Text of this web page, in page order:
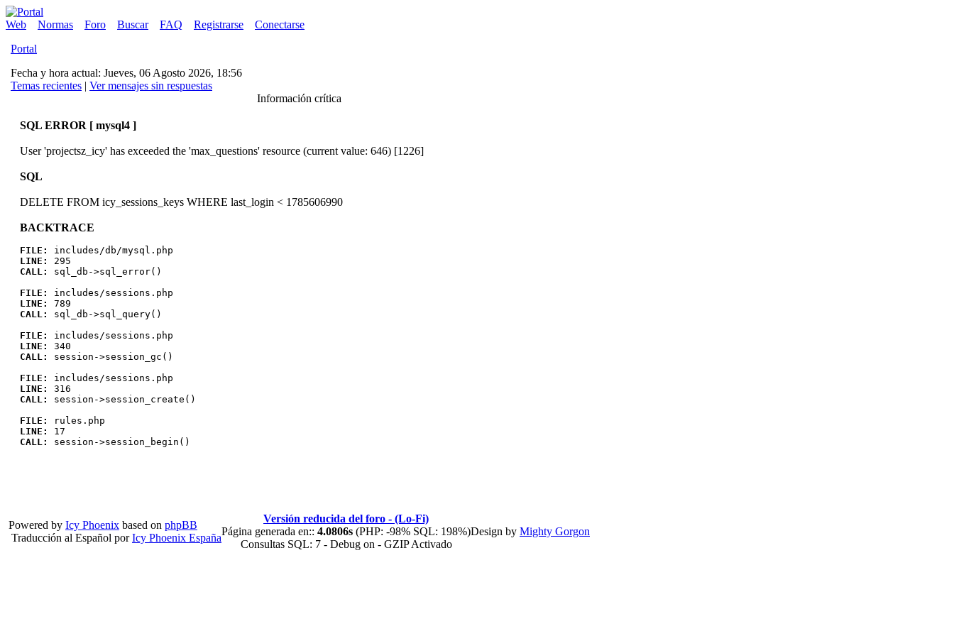
Web Normas Foro Buscar FAQ Registrarse
Conectarse
Portal
Fecha y hora actual: Jueves, 06 Agosto 2026, 18:56
Temas recientes | Ver mensajes sin respuestas
Información crítica
SQL ERROR [ mysql4 ]
User 'projectsz_icy' has exceeded the 'max_questions' resource (current value: 646) [1226]
SQL
DELETE FROM icy_sessions_keys WHERE last_login < 1785606990
BACKTRACE
FILE:
includes/db/mysql.php
LINE:
295
CALL:
sql_db->sql_error()
FILE:
includes/sessions.php
LINE:
789
CALL:
sql_db->sql_query()
FILE:
includes/sessions.php
LINE:
340
CALL:
session->session_gc()
FILE:
includes/sessions.php
LINE:
316
CALL:
session->session_create()
FILE:
rules.php
LINE:
17
CALL:
session->session_begin()
Powered by Icy Phoenix based on phpBB
Traducción al Español porIcy Phoenix España
Versión reducida del foro - (Lo-Fi)
Página generada en:: 4.0806s (PHP: -98% SQL: 198%)
Consultas SQL: 7 - Debug on - GZIP Activado
Design by Mighty Gorgon